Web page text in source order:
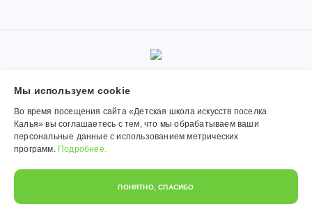
© 2019-2026, Муниципальное автономное учреждение
дополнительного образования «Детская школа искусств поселка
Калья». Использование материалов сайта согласуется с
администрацией учреждения.
Обработка персональных данных
Мы используем сookie
Во время посещения сайта «Детская школа искусств поселка
Калья» вы соглашаетесь с тем, что мы обрабатываем ваши
персональные данные с использованием метрических
программ. Подробнее.
ПОНЯТНО, СПАСИБО